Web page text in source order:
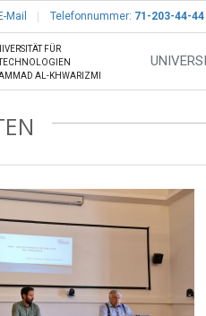
E-Mail Telefonnummer: 71-203-44-44
FÜR
AL-KHWARIZMI